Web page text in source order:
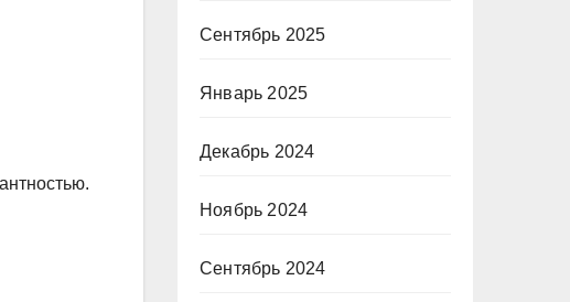
Сентябрь 2025
Январь 2025
Декабрь 2024
Ноябрь 2024
Сентябрь 2024